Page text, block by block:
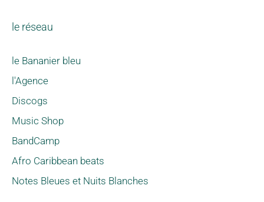
le réseau
le Bananier bleu
l'Agence
Discogs
Music Shop
BandCamp
Afro Caribbean beats
Notes Bleues et Nuits Blanches